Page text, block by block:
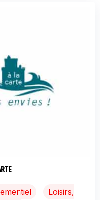
Loisirs,